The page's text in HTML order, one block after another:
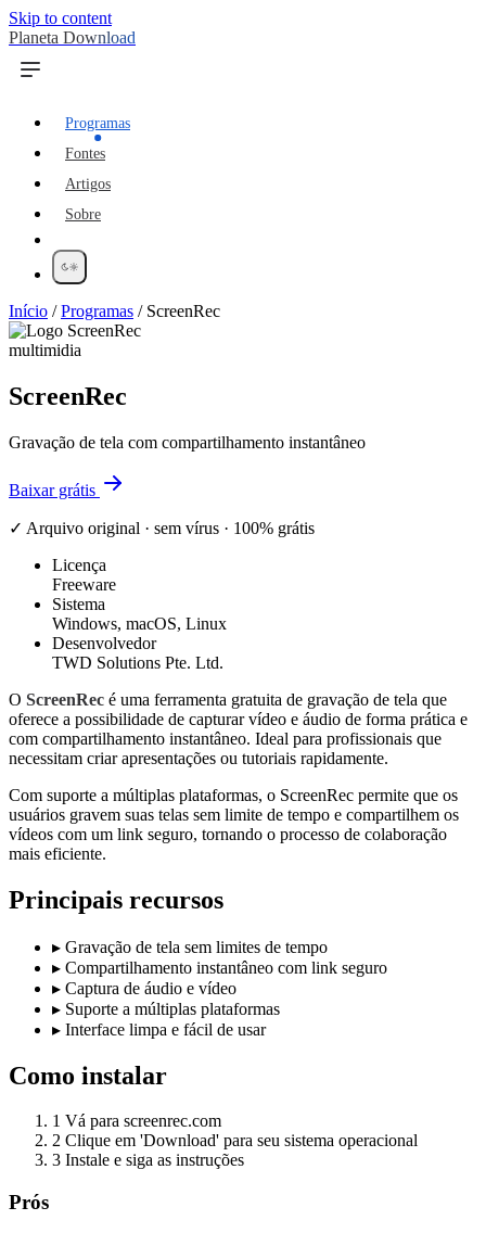
Skip to content
Planeta Download
Programas
Fontes
Artigos
Sobre
Início /Programas / ScreenRec
multimidia
ScreenRec
Gravação de tela com compartilhamento instantâneo
Baixar grátis
✓ Arquivo original · sem vírus · 100% grátis
Licença
Freeware
Sistema
Windows, macOS, Linux
Desenvolvedor
TWD Solutions Pte. Ltd.
O ScreenRec é uma ferramenta gratuita de gravação de tela que
oferece a possibilidade de capturar vídeo e áudio de forma prática e
com compartilhamento instantâneo. Ideal para profissionais que
necessitam criar apresentações ou tutoriais rapidamente.
Com suporte a múltiplas plataformas, o ScreenRec permite que os
usuários gravem suas telas sem limite de tempo e compartilhem os
vídeos com um link seguro, tornando o processo de colaboração
mais eficiente.
Principais recursos
▸ Gravação de tela sem limites de tempo
▸ Compartilhamento instantâneo com link seguro
▸ Captura de áudio e vídeo
▸ Suporte a múltiplas plataformas
▸ Interface limpa e fácil de usar
Como instalar
1 Vá para screenrec.com
2 Clique em 'Download' para seu sistema operacional
3 Instale e siga as instruções
Prós